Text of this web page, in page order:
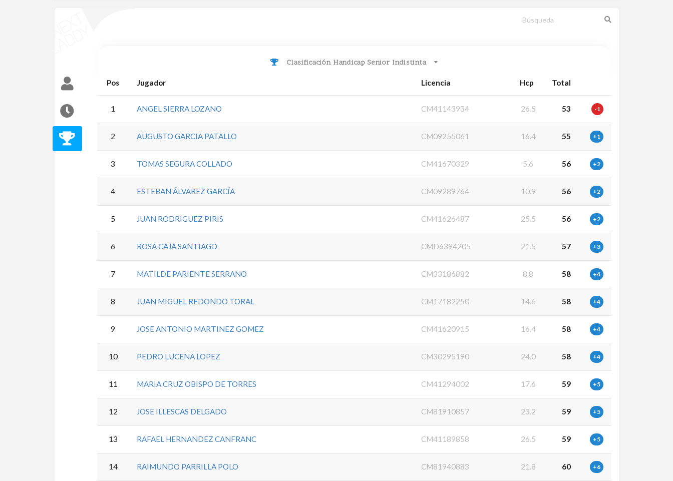
Clasificación Handicap Senior Indistinta
Pos Jugador Licencia Hcp Total
1 ANGEL SIERRA LOZANO CM41143934 26.5 53 -1
2 AUGUSTO GARCIA PATALLO CM09255061 16.4 55 +1
3 TOMAS SEGURA COLLADO CM41670329 5.6 56 +2
4 ESTEBAN ÁLVAREZ GARCÍA CM09289764 10.9 56 +2
5 JUAN RODRIGUEZ PIRIS CM41626487 25.5 56 +2
6 ROSA CAJA SANTIAGO CMD6394205 21.5 57 +3
7 MATILDE PARIENTE SERRANO CM33186882 8.8 58 +4
8 JUAN MIGUEL REDONDO TORAL CM17182250 14.6 58 +4
9 JOSE ANTONIO MARTINEZ GOMEZ CM41620915 16.4 58 +4
10 PEDRO LUCENA LOPEZ CM30295190 24.0 58 +4
11 MARIA CRUZ OBISPO DE TORRES CM41294002 17.6 59 +5
12 JOSE ILLESCAS DELGADO CM81910857 23.2 59 +5
13 RAFAEL HERNANDEZ CANFRANC CM41189858 26.5 59 +5
14 RAIMUNDO PARRILLA POLO CM81940883 21.8 60 +6